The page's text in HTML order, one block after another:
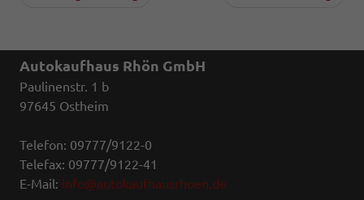
Autokaufhaus Rhön GmbH
Paulinenstr. 1 b
97645 Ostheim
Telefon: 09777/9122-0
Telefax: 09777/9122-41
E-Mail: info@autokaufhausrhoen.de